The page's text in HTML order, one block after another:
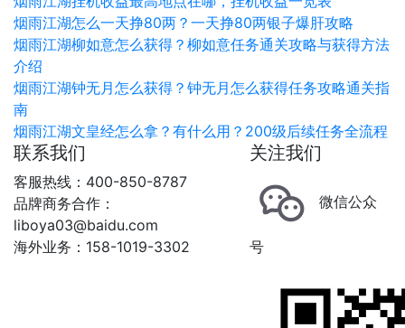
烟雨江湖怎么一天挣80两？一天挣80两银子爆肝攻略
烟雨江湖柳如意怎么获得？柳如意任务通关攻略与获得方法
介绍
烟雨江湖钟无月怎么获得？钟无月怎么获得任务攻略通关指
南
烟雨江湖文皇经怎么拿？有什么用？200级后续任务全流程
联系我们
客服热线：400-850-8787
品牌商务合作：
liboya03@baidu.com
海外业务：158-1019-3302
关注我们
微信公众
号